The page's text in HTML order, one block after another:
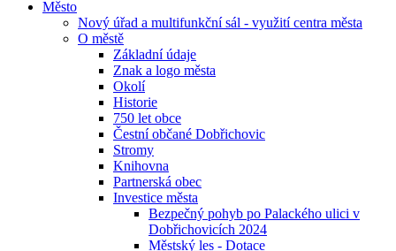
Město
Nový úřad a multifunkční sál - využití centra města
O městě
Základní údaje
Znak a logo města
Okolí
Historie
750 let obce
Čestní občané Dobřichovic
Stromy
Knihovna
Partnerská obec
Investice města
Bezpečný pohyb po Palackého ulici v
Dobřichovicích 2024
Městský les - Dotace